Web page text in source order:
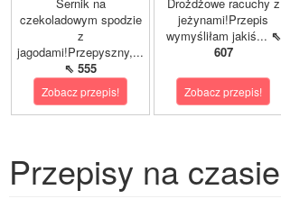
Sernik na
czekoladowym spodzie
z
jagodami!Przepyszny,...
⇖ 555
Zobacz przepis!
Drożdżowe racuchy z
jeżynami!Przepis
wymyśliłam jakiś... ⇖
607
Zobacz przepis!
Przepisy na czasie